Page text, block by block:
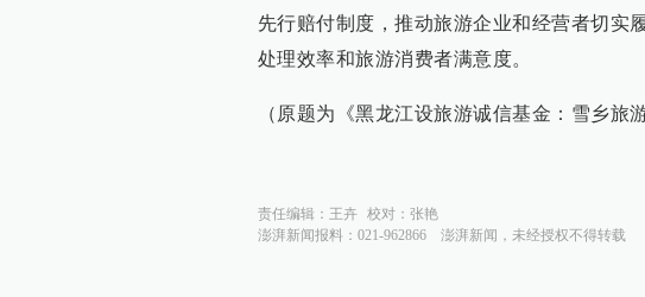
先行赔付制度，推动旅游企业和经营者切实
处理效率和旅游消费者满意度。
（原题为《黑龙江设旅游诚信基金：雪乡旅
责任编辑： 王卉 校对： 张艳
澎湃新闻报料：021-962866
澎湃新闻，未经授权不得转载